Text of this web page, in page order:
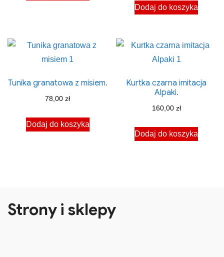
Dodaj do koszyka
Tunika granatowa z misiem.
78,00zł
Dodaj do koszyka
Kurtka czarna imitacja
Alpaki.
160,00 zł
Dodaj do koszyka
Strony i sklepy